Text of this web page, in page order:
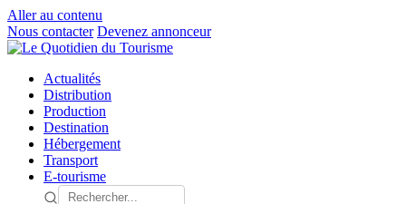
Aller au contenu
Nous contacter Devenez annonceur
Actualités
Distribution
Production
Destination
Hébergement
Transport
E-tourisme